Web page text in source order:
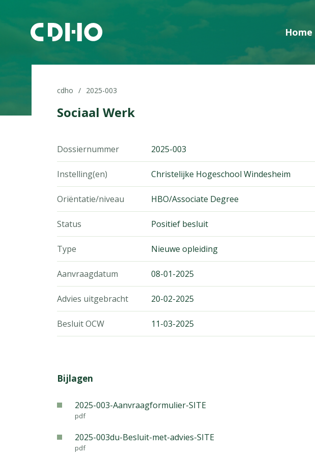
Home
cdho 2025-003
Sociaal Werk
Dossiernummer 2025-003
Instelling(en) Christelijke Hogeschool Windesheim
Oriëntatie/niveau HBO/Associate Degree
Status Positief besluit
Type Nieuwe opleiding
Aanvraagdatum 08-01-2025
Advies uitgebracht 20-02-2025
Besluit OCW 11-03-2025
Bijlagen
2025-003-Aanvraagformulier-SITE
pdf
2025-003du-Besluit-met-advies-SITE
pdf